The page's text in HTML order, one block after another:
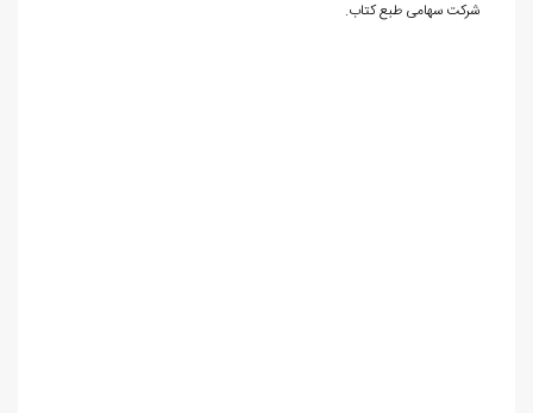
شرکت سهامی طبع کتاب.